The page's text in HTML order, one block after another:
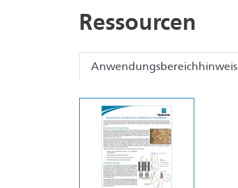
Ressourcen
Anwendungsbereichhinweis